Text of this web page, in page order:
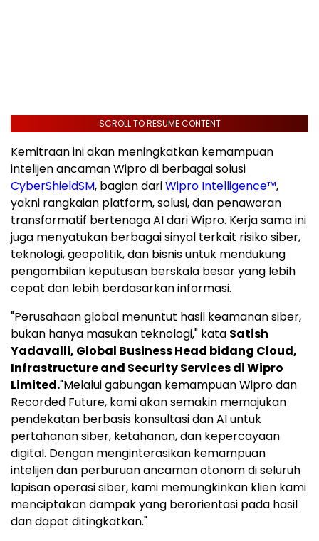
SCROLL TO RESUME CONTENT
Kemitraan ini akan meningkatkan kemampuan
intelijen ancaman Wipro di berbagai solusi
CyberShieldSM, bagian dariWipro Intelligence™,
yakni rangkaian platform, solusi, dan penawaran
transformatif bertenaga AI dari Wipro. Kerja sama ini
juga menyatukan berbagai sinyal terkait risiko siber,
teknologi, geopolitik, dan bisnis untuk mendukung
pengambilan keputusan berskala besar yang lebih
cepat dan lebih berdasarkan informasi.
"Perusahaan global menuntut hasil keamanan siber,
bukan hanya masukan teknologi," kata Satish
Yadavalli, Global Business Head bidang Cloud,
Infrastructure and Security Services di Wipro
Limited."Melalui gabungan kemampuan Wipro dan
Recorded Future, kami akan semakin memajukan
pendekatan berbasis konsultasi dan AI untuk
pertahanan siber, ketahanan, dan kepercayaan
digital. Dengan menginterasikan kemampuan
intelijen dan perburuan ancaman otonom di seluruh
lapisan operasi siber, kami memungkinkan klien kami
menciptakan dampak yang berorientasi pada hasil
dan dapat ditingkatkan."